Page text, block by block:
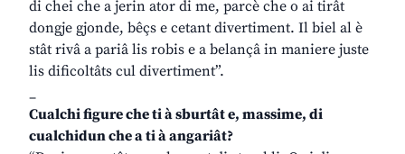
di chei che a jerin ator di me, parcè che o ai tirât
dongje gjonde, bêçs e cetant divertiment. Il biel al è
stât rivâ a pariâ lis robis e a belançâ in maniere juste
lis dificoltâts cul divertiment”.
_
Cualchi figure che ti à sburtât e, massime, di
cualchidun che a ti à angariât?